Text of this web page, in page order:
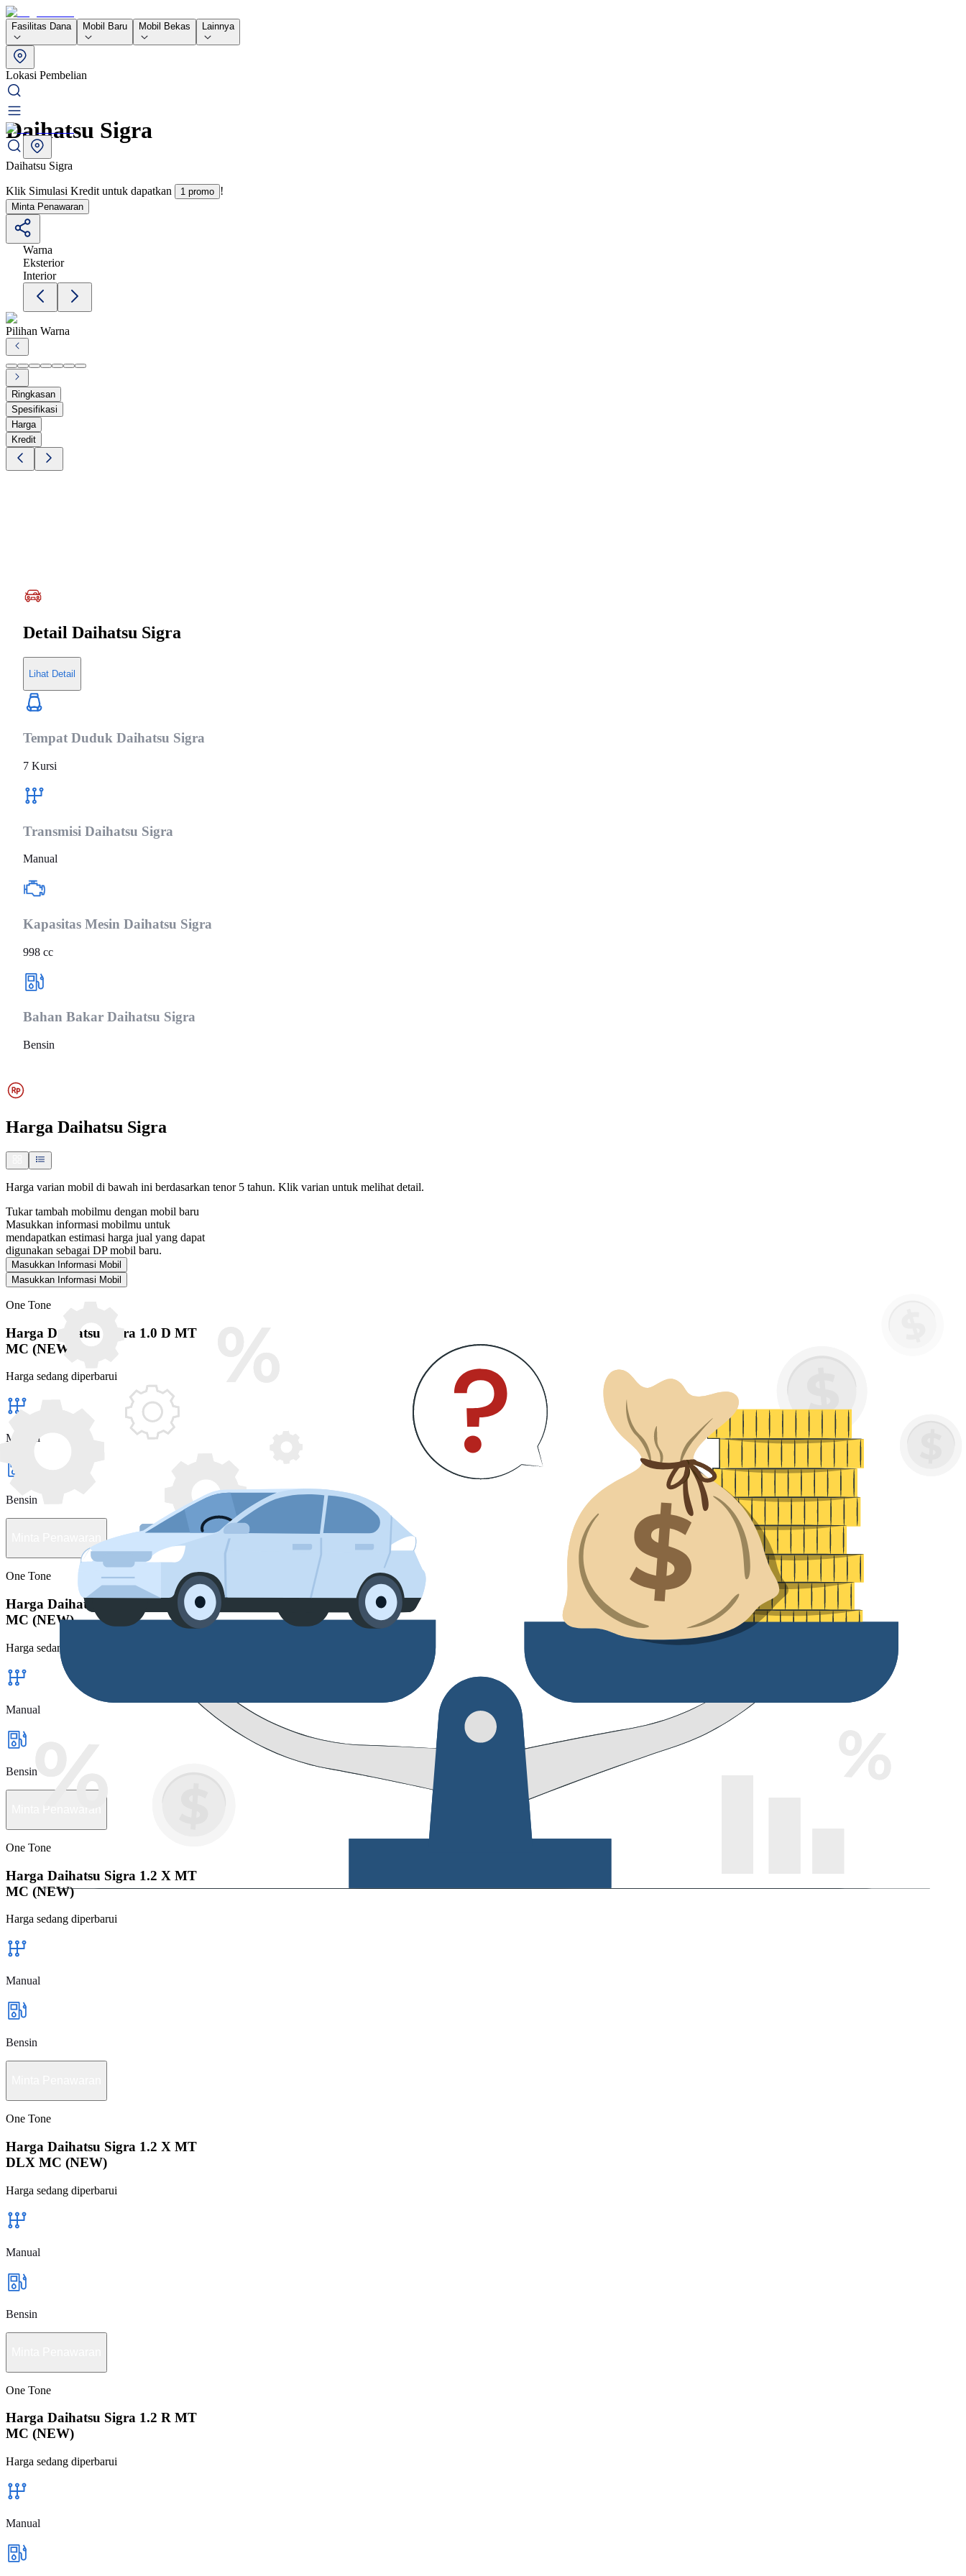
Fasilitas Dana Mobil Baru Mobil Bekas Lainnya
Lokasi Pembelian
Daihatsu Sigra
Daihatsu Sigra
Klik Simulasi Kredit untuk dapatkan 1 promo !
Minta Penawaran
Warna
Eksterior
Interior
Pilihan Warna
Ringkasan
Spesifikasi
Harga
Kredit
Detail Daihatsu Sigra
Lihat Detail
Tempat Duduk Daihatsu Sigra
7 Kursi
Transmisi Daihatsu Sigra
Manual
Kapasitas Mesin Daihatsu Sigra
998 cc
Bahan Bakar Daihatsu Sigra
Bensin
Harga Daihatsu Sigra
Harga varian mobil di bawah ini berdasarkan tenor 5 tahun. Klik varian untuk melihat detail.
Tukar tambah mobilmu dengan mobil baru
Masukkan informasi mobilmu untuk
mendapatkan estimasi harga jual yang dapat
digunakan sebagai DP mobil baru.
Masukkan Informasi Mobil
Masukkan Informasi Mobil
One Tone
Harga Daihatsu Sigra 1.0 D MT
MC (NEW)
Harga sedang diperbarui
Manual
Bensin
One Tone
Harga Daihatsu Sigra 1.0 M MT
MC (NEW)
Harga sedang diperbarui
Manual
Bensin
One Tone
Harga Daihatsu Sigra 1.2 X MT
MC (NEW)
Harga sedang diperbarui
Manual
Bensin
One Tone
Harga Daihatsu Sigra 1.2 X MT
DLX MC (NEW)
Harga sedang diperbarui
Manual
Bensin
One Tone
Harga Daihatsu Sigra 1.2 R MT
MC (NEW)
Harga sedang diperbarui
Manual